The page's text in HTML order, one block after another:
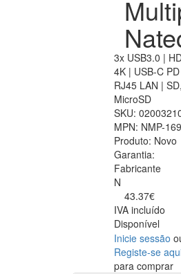
3x USB3.0 |
4K | USB-C
RJ45 LAN | SD,
MicroSD
SKU:
MPN: NMP-
Produto: Novo
Garantia:
Fabricante
N
43.37€
IVA incluído
Disponível
Inicie sessão
Registe-se
para comprar